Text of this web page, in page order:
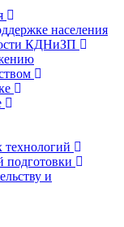
населения
КДНиЗП
подготовки
и